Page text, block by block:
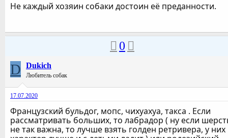
Не каждый хозяин собаки достоин её преданности.
0
D Dukich
Любитель собак
17.07.2020
Французский бульдог, мопс, чихуахуа, такса . Если
рассматривать больших, то лабрадор ( ну если
не так важна, то лучше взять голден ретривера, у них